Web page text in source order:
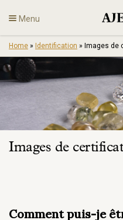
to
content
Menu
Diamants
Fiançailles
Fr
Home » Identification » Images de
Images de
Comment puis-je